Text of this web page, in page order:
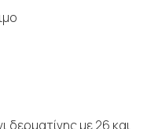
δερματίνης με 26 και